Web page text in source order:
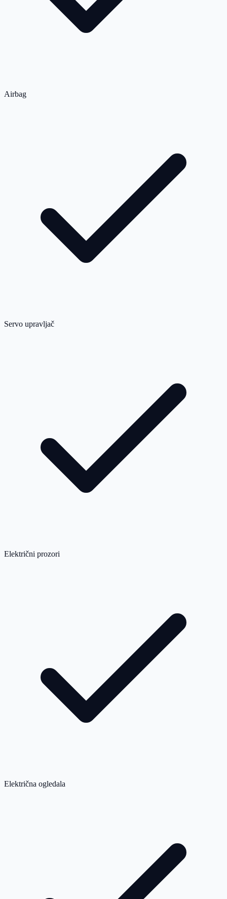
Airbag
Servo upravljač
Električni prozori
Električna ogledala